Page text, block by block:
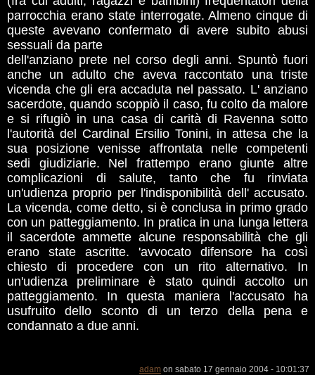
parrocchia erano state interrogate. Almeno cinque di
queste avevano confermato di avere subito abusi
sessuali da parte
dell'anziano prete nel corso degli anni. Spuntò fuori
anche un adulto che aveva raccontato una triste
vicenda che gli era accaduta nel passato. L' anziano
sacerdote, quando scoppiò il caso, fu colto da malore
e si rifugiò in una casa di carità di Ravenna sotto
l'autorità del Cardinal Ersilio Tonini, in attesa che la
sua posizione venisse affrontata nelle competenti
sedi giudiziarie. Nel frattempo erano giunte altre
complicazioni di salute, tanto che fu rinviata
un'udienza proprio per l'indisponibilità dell' accusato.
La vicenda, come detto, si è conclusa in primo grado
con un patteggiamento. In pratica in una lunga lettera
il sacerdote ammette alcune responsabilità che gli
erano state ascritte. 'avvocato difensore ha così
chiesto di procedere con un rito alternativo. In
un'udienza preliminare è stato quindi accolto un
patteggiamento. In questa maniera l'accusato ha
usufruito dello sconto di un terzo della pena e
condannato a due anni.
adam on sabato 17 gennaio 2004 - 10:01:37